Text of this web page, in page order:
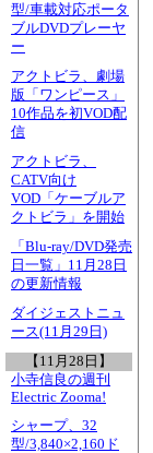
型/車載対応ポータ
ブルDVDプレーヤ
ー
アクトビラ、劇場
版「ワンピース」
10作品を初VOD配
信
アクトビラ、
CATV向け
VOD「ケーブルア
クトビラ」を開始
「Blu-ray/DVD発売
日一覧」11月28日
の更新情報
ダイジェストニュ
ース(11月29日)
【11月28日】
小寺信良の週刊
Electric Zooma!
シャープ、32
型/3,840×2,160ド